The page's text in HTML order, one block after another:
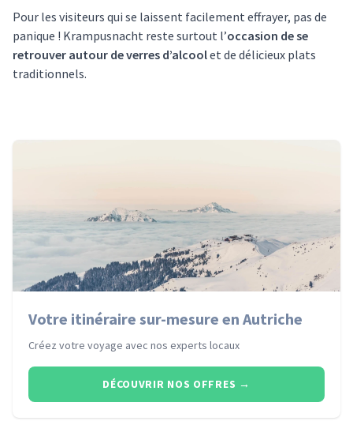
Pour les visiteurs qui se laissent facilement effrayer, pas de
panique ! Krampusnacht reste surtout l’occasion de se
retrouver autour de verres d’alcoolet de délicieux plats
traditionnels.
Votre itinéraire sur-mesure en Autriche
Créez votre voyage avec nos experts locaux
DÉCOUVRIR NOS OFFRES →